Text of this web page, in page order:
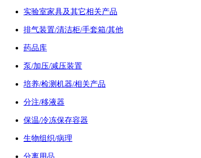
实验室家具及其它相关产品
排气装置/清洁柜/手套箱/其他
药品库
泵/加压/减压装置
培养/检测机器/相关产品
分注/移液器
保温/冷冻保存容器
生物组织/病理
分离用品